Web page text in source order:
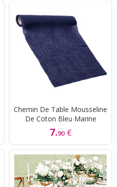
Chemin De Table Mousseline
De Coton Bleu Marine
7.90 €